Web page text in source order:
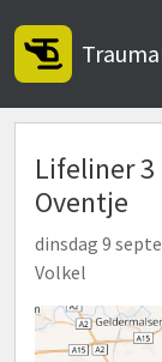
Lifeliner
Oventje
dinsdag 9
Volkel